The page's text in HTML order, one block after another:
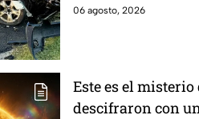
06 agosto, 2026
Este es el misterio
descifraron con